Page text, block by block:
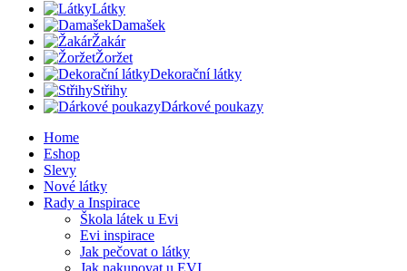
Látky
Damašek
Žakár
Žoržet
Dekorační látky
Střihy
Dárkové poukazy
Home
Eshop
Slevy
Nové látky
Rady a Inspirace
Škola látek u Evi
Evi inspirace
Jak pečovat o látky